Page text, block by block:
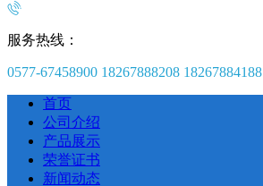
服务热线：
0577-67458900 18267888208 18267884188
首页
公司介绍
产品展示
荣誉证书
新闻动态